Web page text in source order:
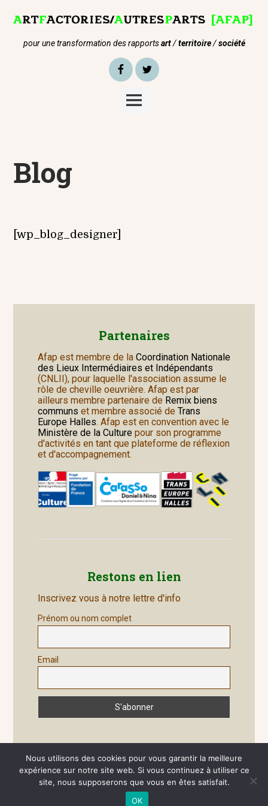
pour une transformation des rapportsart/territoire/société
FacebookTwitter
Main
Menu
Blog
[wp_blog_designer]
Partenaires
Afap est membre de la Coordination Nationale
des Lieux Intermédiaires et Indépendants
(CNLII), pour laquelle l'association assume le
rôle de cheville oeuvrière. Afap est par
ailleurs membre partenaire de Remix biens
communs et membre associé de Trans
Europe Halles. Afap est en convention avec le
Ministère de la Culturepour son programme
d'activités en tant que plateforme de réflexion
et d'accompagnement.
Restons en lien
Inscrivez vous à notre lettre d'info
Prénom ou nom complet
Email
Site généré par Wordpress
Nous utilisons des cookies pour vous garantir la meilleure
expérience sur notre site web. Si vous continuez à utiliser ce
site, nous supposerons que vous en êtes satisfait.
OK